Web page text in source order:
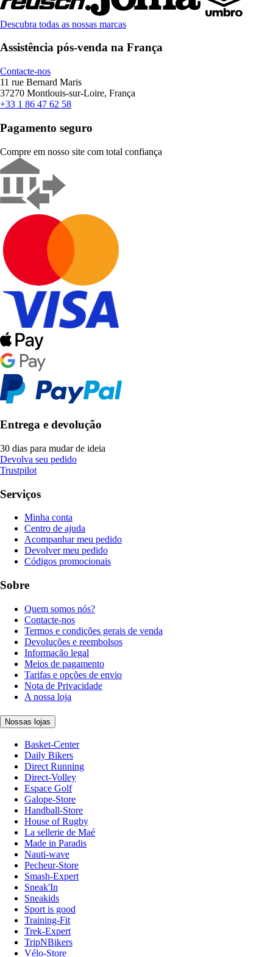
Descubra todas as nossas marcas
Assistência pós-venda na França
Contacte-nos
11 rue Bernard Maris
37270 Montlouis-sur-Loire, França
+33 1 86 47 62 58
Pagamento seguro
Compre em nosso site com total confiança
Entrega e devolução
30 dias para mudar de ideia
Devolva seu pedido
Trustpilot
Serviços
Minha conta
Centro de ajuda
Acompanhar meu pedido
Devolver meu pedido
Códigos promocionais
Sobre
Quem somos nós?
Contacte-nos
Termos e condições gerais de venda
Devoluções e reembolsos
Informação legal
Meios de pagamento
Tarifas e opções de envio
Nota de Privacidade
A nossa loja
Nossas lojas
Basket-Center
Daily Bikers
Direct Running
Direct-Volley
Espace Golf
Galope-Store
Handball-Store
House of Rugby
La sellerie de Maé
Made in Paradis
Nauti-wave
Pecheur-Store
Smash-Expert
Sneak'In
Sneakids
Sport is good
Training-Fit
Trek-Expert
TripNBikers
Vélo-Store